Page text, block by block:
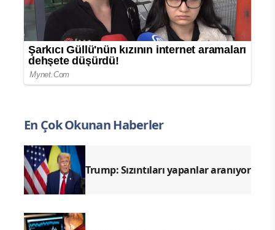
En Çok Okunan Haberler
Trump: Sızıntıları yapanlar aranıyor